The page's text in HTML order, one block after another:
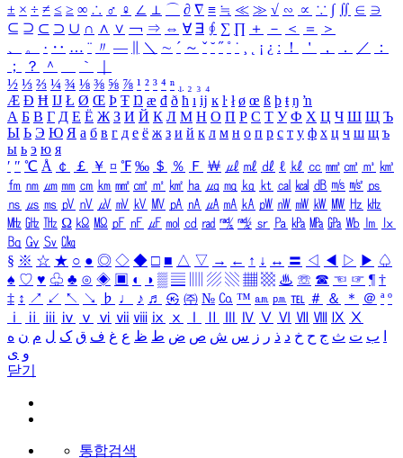
± × ÷ ≠ ≤ ≥ ∞ ∴ ♂ ♀ ∠ ⊥ ⌒ ∂ ∇ ≡ ≒ ≪ ≫ √ ∽ ∝ ∵ ∫ ∬ ∈ ∋
⊆ ⊇ ⊂ ⊃ ∪ ∩ ∧ ∨ ￢ ⇒ ⇔ ∀ ∃ ∮ ∑ ∏ ＋ － ＜ ＝
＞
、
。 · ‥ … ¨ 〃 ― ＼ ∼ ´ ～ ˇ ˘ ˝ ˚ ˙ ¸ ¡ ¿ ː ！ ＇ ， ． ／
：
；
？ ＾ ｀
½ ⅓ ⅔ ¼ ¾ ⅛ ⅜ ⅝ ⅞ ¹ ² ³ ⁴ ⁿ ₁ ₂ ₃ ₄
Æ Ð Ħ Ĳ Ł Ø Œ Þ Ŧ Ŋ æ đ ð ħ ı ĳ ĸ ŀ ł ø œ ß þ ŧ ŋ ŉ
А Б В Г Д Е Ё Ж З И Й К Л М Н О П Р С Т У Ф Х Ц Ч Ш Щ Ъ
Ы Ь Э Ю Я а б в г д е ё ж з и й к л м н о п р с т у ф х ц ч ш щ ъ
ы ь э ю я
′ ″ ℃ Å ￠ ￡ ￥ ¤ ℉ ‰ ＄ ％ Ｆ ￦ ㎕ ㎖ ㎗ ℓ ㎘ ㏄ ㎣ ㎤ ㎥ ㎦
㎙ ㎚ ㎛ ㎜ ㎝ ㎞ ㎟ ㎠ ㎡ ㎢ ㏊ ㎍ ㎎ ㎏ ㏏ ㎈ ㎉ ㏈ ㎧ ㎨ ㎰
㎱ ㎲ ㎳ ㎴ ㎵ ㎶ ㎷ ㎸ ㎹ ㎀ ㎁ ㎂ ㎃ ㎄ ㎺ ㎻ ㎽ ㎾ ㎿ ㎐ ㎑
㎒ ㎓ ㎔ Ω ㏀ ㏁ ㎊ ㎋ ㎌ ㏖ ㏅ ㎭ ㎮ ㎯ ㏛ ㎩ ㎪ ㎫ ㎬ ㏝ ㏐
㏓
㏃ ㏉ ㏜ ㏆
§ ※ ☆ ★ ○ ● ◎ ◇ ◆ □ ■ △ ▽ → ← ↑ ↓ ↔ 〓 ◁ ◀ ▷ ▶ ♤
♠ ♡ ♥ ♧ ♣ ⊙ ◈ ▣ ◐ ◑ ▒ ▤ ▨ ▧ ▦ ▩ ♨ ☏ ☎ ☜ ☞ ¶ †
‡ ↕ ↗ ↙ ↖ ↘ ♭ ♩ ♪ ♬ ㉿ ㈜ № ㏇ ™ ㏂ ㏘ ℡ ＃ ＆ ＊ ＠ ª º
ⅰ
ⅱ ⅲ ⅳ ⅴ ⅵ ⅶ ⅷ ⅸ ⅹ Ⅳ Ⅴ Ⅵ Ⅶ Ⅷ Ⅸ Ⅹ
ب ت ث ج ح خ د ذ ر ز س ش ص ض ط ظ ع غ ف ق ک ل م ن ه
و ی
닫기
통합검색